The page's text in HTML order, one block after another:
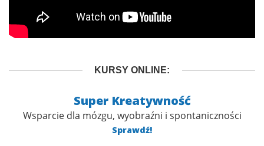
KURSY ONLINE:
Super Kreatywność
Wsparcie dla mózgu, wyobraźni i spontaniczności
Sprawdź!